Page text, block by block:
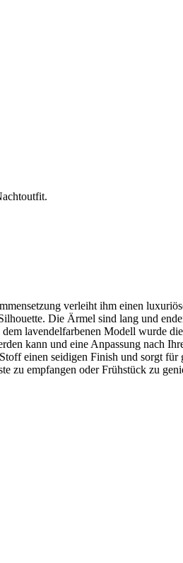
verleiht ihm einen
Die Ärmel sind lang und
lavendelfarbenen Modell wurde
kann und eine Anpassung nach
einen seidigen Finish und sorgt
zu empfangen oder Frühstück zu